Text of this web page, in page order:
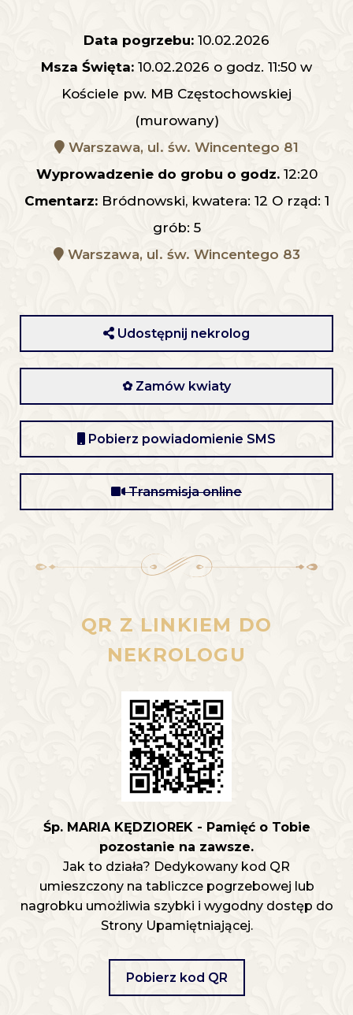
Data pogrzebu: 10.02.2026
Msza Święta: 10.02.2026 o godz. 11:50 w
Kościele pw. MB Częstochowskiej
(murowany)
Warszawa, ul. św. Wincentego 81
Wyprowadzenie do grobu o godz.12:20
Cmentarz:Bródnowski, kwatera: 12 O rząd: 1
grób: 5
Warszawa, ul. św. Wincentego 83
Udostępnij nekrolog
✿ Zamów kwiaty
Pobierz powiadomienie SMS
Transmisja online
QR Z LINKIEM DO
NEKROLOGU
Śp. MARIA KĘDZIOREK - Pamięć o Tobie
pozostanie na zawsze.
Jak to działa? Dedykowany kod QR
umieszczony na tabliczce pogrzebowej lub
nagrobku umożliwia szybki i wygodny dostęp do
Strony Upamiętniającej.
Pobierz kod QR